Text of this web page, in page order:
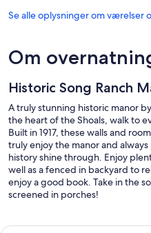
Se alle oplysninger om værelser
Om
Historic Song Ranch
A truly stunning historic manor
the heart of the Shoals, walk to
Built in 1917, these walls and
truly enjoy the manor and
history shine through. Enjoy
well as a fenced in backyard to
enjoy a good book. Take in the
screened in porches!